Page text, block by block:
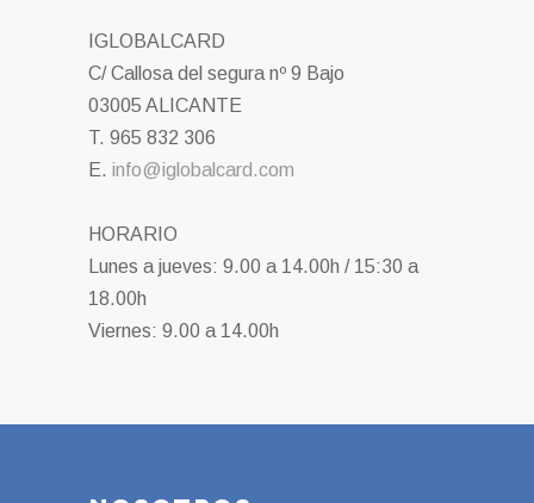
IGLOBALCARD
C/ Callosa del segura nº 9 Bajo
03005 ALICANTE
T. 965 832 306
E. info@iglobalcard.com
HORARIO
Lunes a jueves: 9.00 a 14.00h / 15:30 a
18.00h
Viernes: 9.00 a 14.00h